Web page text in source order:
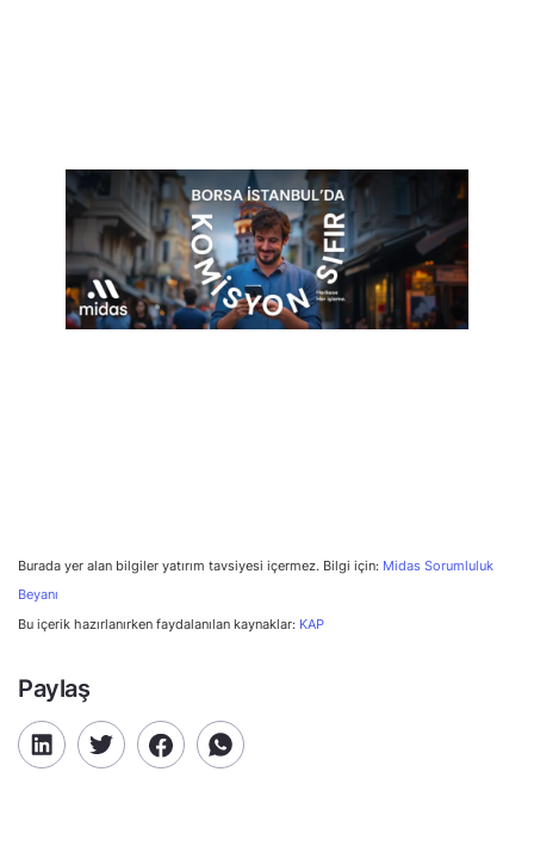
Burada yer alan bilgiler yatırım tavsiyesi içermez. Bilgi için: Midas Sorumluluk
Beyanı
Bu içerik hazırlanırken faydalanılan kaynaklar: KAP
Paylaş